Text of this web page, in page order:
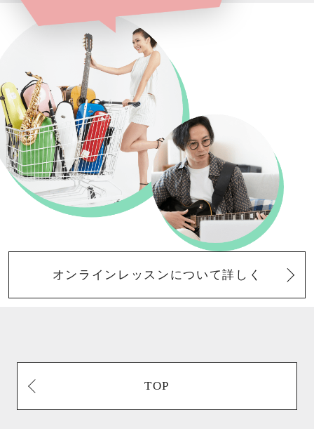
オンラインレッスンについて詳しく
TOP